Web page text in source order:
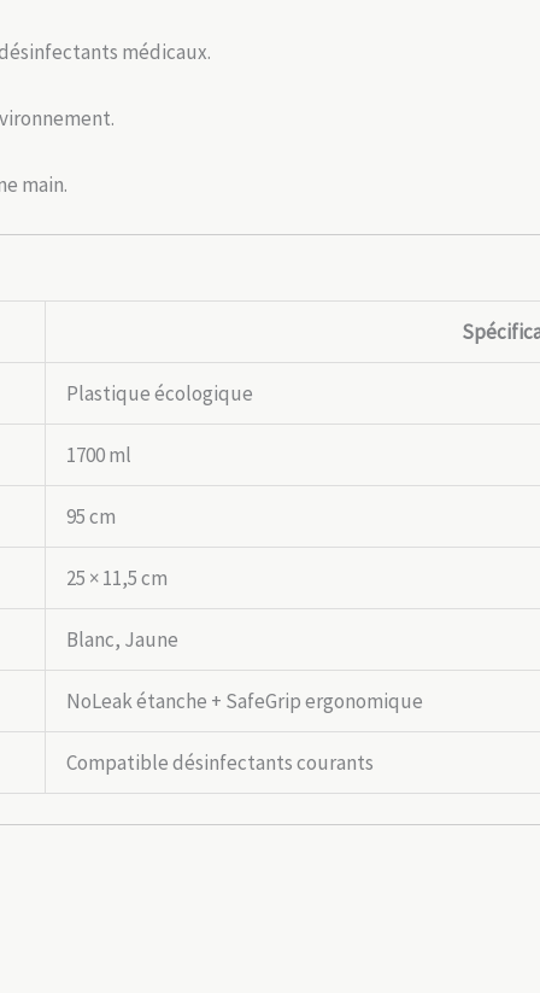
médicaux.
main.
Plastique écologique
1700 ml
95 cm
25 × 11,5 cm
Blanc, Jaune
NoLeak étanche + SafeGrip ergonomique
Compatible désinfectants courants